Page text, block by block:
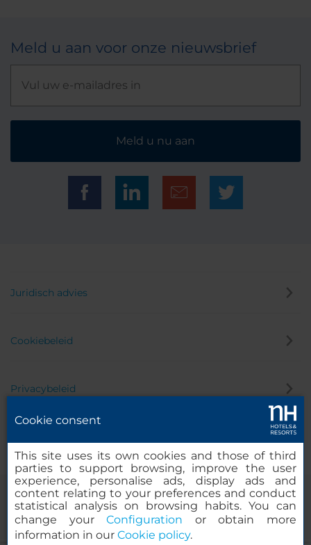
Meld u aan voor onze nieuwsbrief
Meld u nu aan
Juridisch advies
Cookiebeleid
Privacybeleid
Cookie consent
This site uses its own cookies and those of third
parties to support browsing, improve the user
experience, personalise ads, display ads and
content relating to your preferences and conduct
statistical analysis on browsing habits. You can
change yourConfiguration or obtain more
information in our Cookie policy.